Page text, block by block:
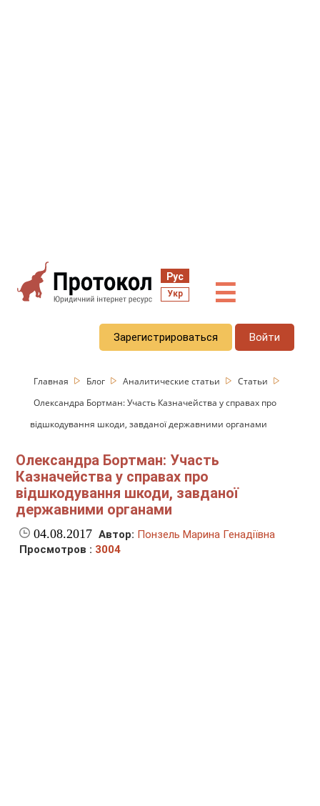
Рус
Укр ☰
Зарегистрироваться Войти
Главная Блог Аналитические статьи
Статьи
Олександра Бортман: Участь Казначейства у справах про
відшкодування шкоди, завданої державними органами
Олександра Бортман: Участь
Казначейства у справах про
відшкодування шкоди, завданої
державними органами
04.08.2017 Автор: Понзель Марина Генадіївна
Просмотров : 3004